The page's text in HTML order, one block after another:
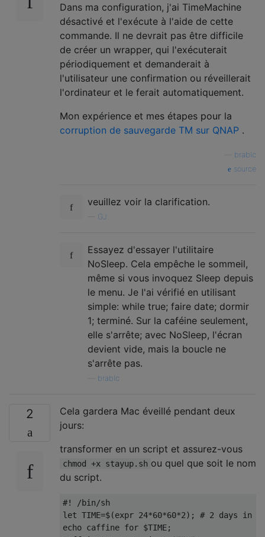
Dans ma configuration, j'ai TimeMachine
désactivé et l'exécute à l'aide de cette
commande. Il ne devrait pas être difficile
de créer un wrapper, qui l'exécuterait
périodiquement et demanderait à
l'utilisateur une confirmation ou réveillerait
l'ordinateur et le ferait automatiquement.
Mon expérience et mes étapes pour la
corruption de sauvegarde TM sur QNAP .
brablc
source
veuillez voir la clarification.
GJ.
Essayez d'essayer l'utilitaire
NoSleep. Cela empêche le sommeil,
même si vous invoquez Sleep depuis
le menu. Je l'ai vérifié en utilisant
simple: while true; faire date; dormir
1; terminé. Sur la caféine seulement,
elle s'arrête; avec NoSleep, l'écran
devient vide, mais la boucle ne
s'arrête pas.
brablc
2
Cela gardera Mac éveillé pendant deux
jours:
transformer en un script et assurez-vous
chmod +x stayup.sh ou quel que soit le nom
du script.
#! /bin/sh
let TIME=$(expr 24*60*60*2); # 2 days in
echo caffine for $TIME;